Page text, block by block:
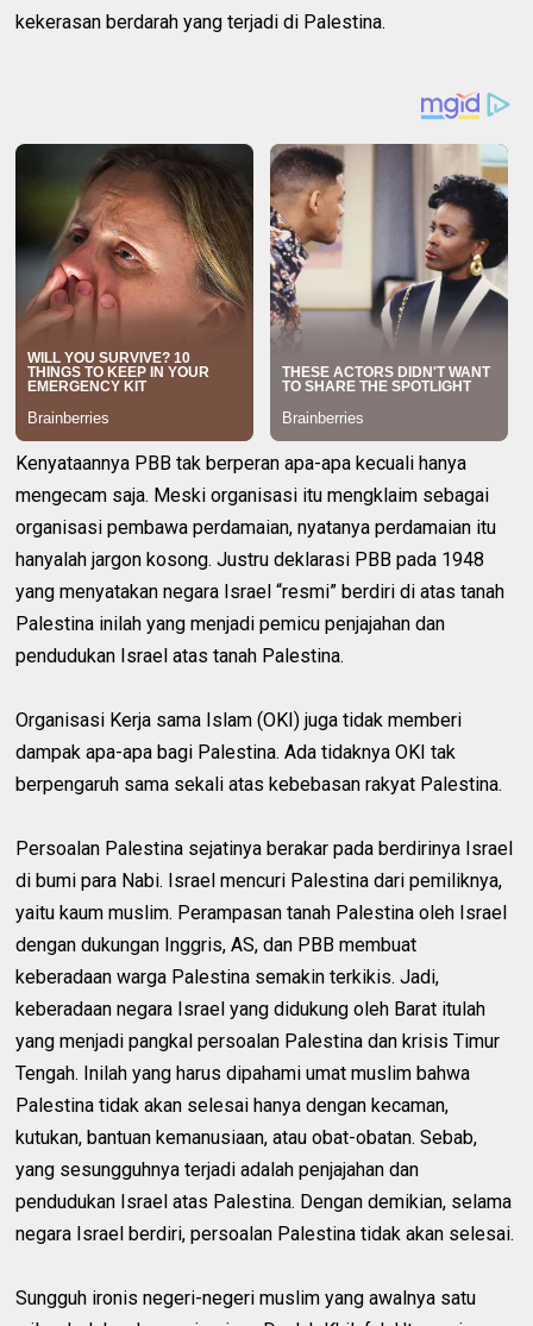
kekerasan berdarah yang terjadi di Palestina.
Kenyataannya PBB tak berperan apa-apa kecuali hanya
mengecam saja. Meski organisasi itu mengklaim sebagai
organisasi pembawa perdamaian, nyatanya perdamaian itu
hanyalah jargon kosong. Justru deklarasi PBB pada 1948
yang menyatakan negara Israel “resmi” berdiri di atas tanah
Palestina inilah yang menjadi pemicu penjajahan dan
pendudukan Israel atas tanah Palestina.
Organisasi Kerja sama Islam (OKI) juga tidak memberi
dampak apa-apa bagi Palestina. Ada tidaknya OKI tak
berpengaruh sama sekali atas kebebasan rakyat Palestina.
Persoalan Palestina sejatinya berakar pada berdirinya Israel
di bumi para Nabi. Israel mencuri Palestina dari pemiliknya,
yaitu kaum muslim. Perampasan tanah Palestina oleh Israel
dengan dukungan Inggris, AS, dan PBB membuat
keberadaan warga Palestina semakin terkikis. Jadi,
keberadaan negara Israel yang didukung oleh Barat itulah
yang menjadi pangkal persoalan Palestina dan krisis Timur
Tengah. Inilah yang harus dipahami umat muslim bahwa
Palestina tidak akan selesai hanya dengan kecaman,
kutukan, bantuan kemanusiaan, atau obat-obatan. Sebab,
yang sesungguhnya terjadi adalah penjajahan dan
pendudukan Israel atas Palestina. Dengan demikian, selama
negara Israel berdiri, persoalan Palestina tidak akan selesai.
Sungguh ironis negeri-negeri muslim yang awalnya satu